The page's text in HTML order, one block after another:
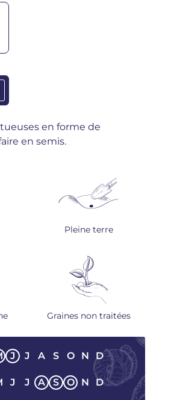
through product add-ons, or scroll
en forme de
en semis.
Pleine terre
Graines non traitées
J J A S O N D
J J A S O N D